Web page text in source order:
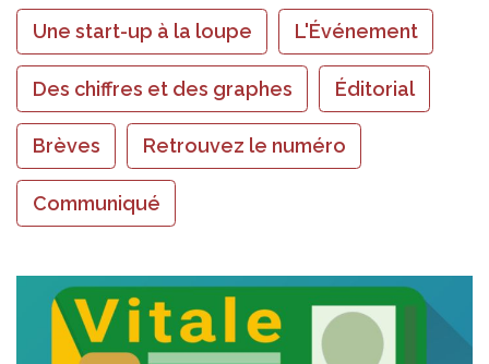
Une start-up à la loupe L'Événement
Des chiffres et des graphes Éditorial
Brèves Retrouvez le numéro
Communiqué